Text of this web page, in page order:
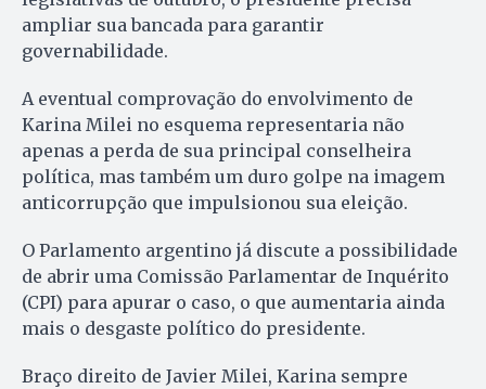
ampliar sua bancada para garantir
governabilidade.
A eventual comprovação do envolvimento de
Karina Milei no esquema representaria não
apenas a perda de sua principal conselheira
política, mas também um duro golpe na imagem
anticorrupção que impulsionou sua eleição.
O Parlamento argentino já discute a possibilidade
de abrir uma Comissão Parlamentar de Inquérito
(CPI) para apurar o caso, o que aumentaria ainda
mais o desgaste político do presidente.
Braço direito de Javier Milei, Karina sempre